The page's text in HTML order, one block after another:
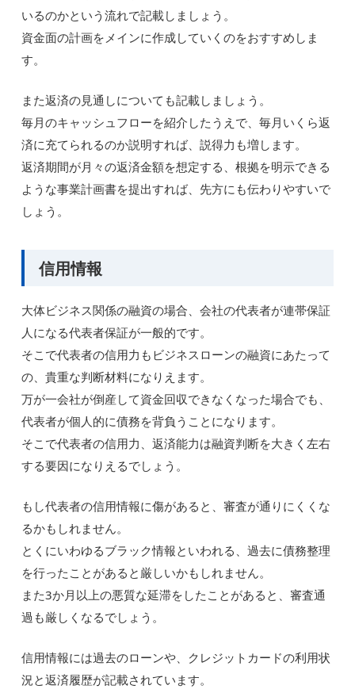
いるのかという流れで記載しましょう。
資金面の計画をメインに作成していくのをおすすめしま
す。
また返済の見通しについても記載しましょう。
毎月のキャッシュフローを紹介したうえで、毎月いくら返
済に充てられるのか説明すれば、説得力も増します。
返済期間が月々の返済金額を想定する、根拠を明示できる
ような事業計画書を提出すれば、先方にも伝わりやすいで
しょう。
信用情報
大体ビジネス関係の融資の場合、会社の代表者が連帯保証
人になる代表者保証が一般的です。
そこで代表者の信用力もビジネスローンの融資にあたって
の、貴重な判断材料になりえます。
万が一会社が倒産して資金回収できなくなった場合でも、
代表者が個人的に債務を背負うことになります。
そこで代表者の信用力、返済能力は融資判断を大きく左右
する要因になりえるでしょう。
もし代表者の信用情報に傷があると、審査が通りにくくな
るかもしれません。
とくにいわゆるブラック情報といわれる、過去に債務整理
を行ったことがあると厳しいかもしれません。
また3か月以上の悪質な延滞をしたことがあると、審査通
過も厳しくなるでしょう。
信用情報には過去のローンや、クレジットカードの利用状
況と返済履歴が記載されています。